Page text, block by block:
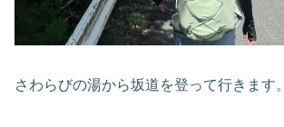
さわらびの湯から坂道を登って行きます。